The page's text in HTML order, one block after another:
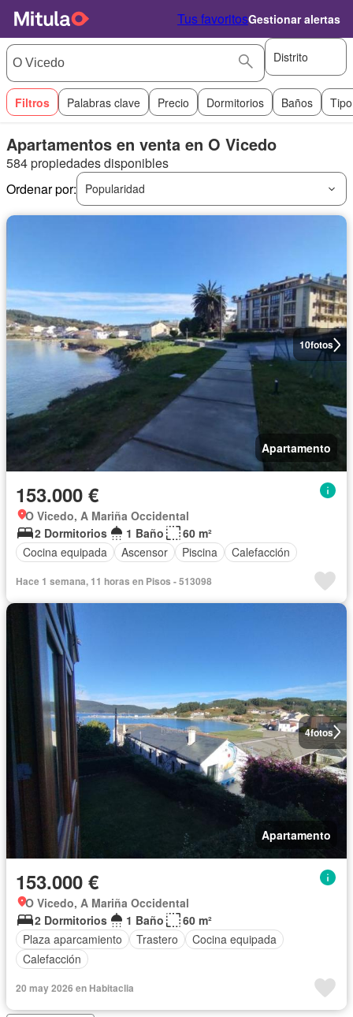
Tus favoritosGestionar alertas
Distrito
Filtros Palabras clave Precio Dormitorios Baños
Apartamentos en venta en O Vicedo
584 propiedades disponibles
Ordenar por:
Popularidad
10fotos
Apartamento
153.000 €
O Vicedo, A Mariña Occidental
2 Dormitorios
1 Baño
60 m²
Cocina equipada
Ascensor Piscina Calefacción
Hace 1 semana, 11 horas en Pisos - 513098
4fotos
Apartamento
153.000 €
O Vicedo, A Mariña Occidental
2 Dormitorios
1 Baño
60 m²
Plaza aparcamiento
Trastero
Cocina equipada
Calefacción
20 may 2026 en Habitaclia